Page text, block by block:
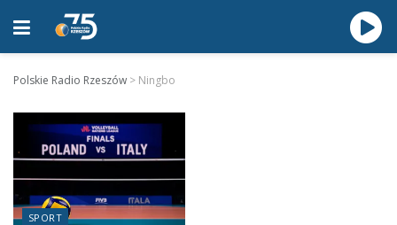
Polskie Radio Rzeszów > Ningbo
SPORT